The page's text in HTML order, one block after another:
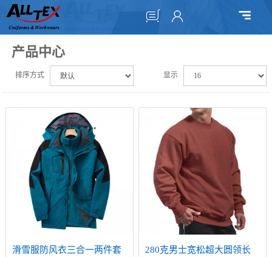
产品中心
排序方式 显示
滑雪服防风衣三合一两件套
280克男士宽松超大圆领长